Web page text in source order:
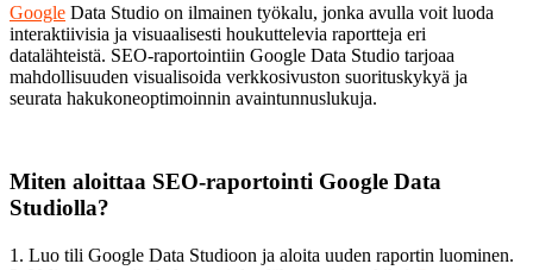
Google Data Studio on ilmainen työkalu, jonka avulla voit luoda
interaktiivisia ja visuaalisesti houkuttelevia raportteja eri
datalähteistä. SEO-raportointiin Google Data Studio tarjoaa
mahdollisuuden visualisoida verkkosivuston suorituskykyä ja
seurata hakukoneoptimoinnin avaintunnuslukuja.
Miten aloittaa SEO-raportointi Google Data
Studiolla?
1. Luo tili Google Data Studioon ja aloita uuden raportin luominen.